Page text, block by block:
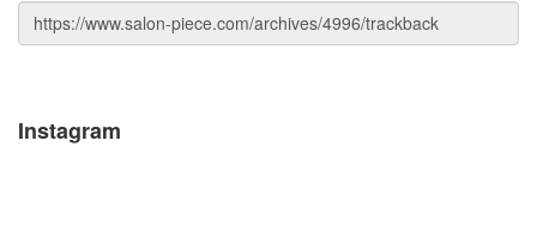
Instagram